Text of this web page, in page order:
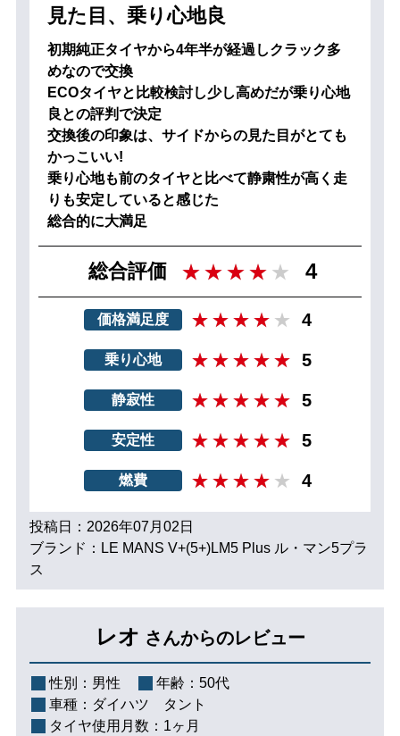
見た目、乗り心地良
初期純正タイヤから4年半が経過しクラック多
めなので交換
ECOタイヤと比較検討し少し高めだが乗り心地
良との評判で決定
交換後の印象は、サイドからの見た目がとても
かっこいい!
乗り心地も前のタイヤと比べて静粛性が高く走
りも安定していると感じた
総合的に大満足
総合評価 4
価格満足度 4
乗り心地 5
静寂性 5
安定性 5
燃費 4
投稿日：2026年07月02日
ブランド：LE MANS V+(5+)LM5 Plus ル・マン5プラ
ス
レオ さんからのレビュー
性別： 男性 年齢： 50代
車種： ダイハツ タント
タイヤ使用月数： 1ヶ月